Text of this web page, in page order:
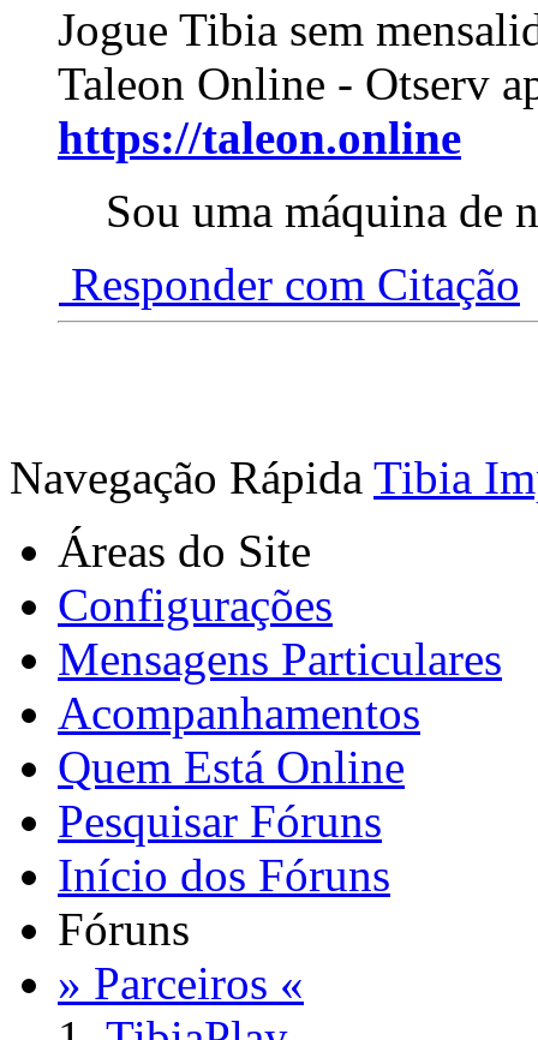
Jogue Tibia sem
Taleon Online - Otserv
https://taleon.online
Sou uma máquina de
Responder com Citação
Navegação Rápida Tibia
Áreas do Site
Configurações
Mensagens Particulares
Acompanhamentos
Quem Está Online
Pesquisar Fóruns
Início dos Fóruns
Fóruns
» Parceiros «